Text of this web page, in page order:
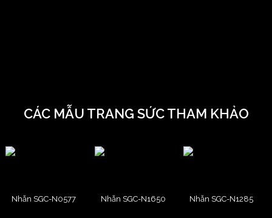
CÁC MẪU TRANG SỨC THAM KHẢO
Nhẫn SGC-N0577 Nhẫn SGC-N1650 Nhẫn SGC-N1285